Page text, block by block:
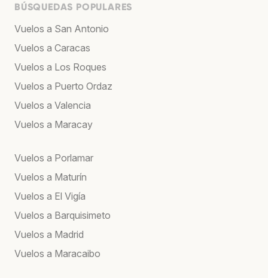
BÚSQUEDAS POPULARES
Vuelos a San Antonio
Vuelos a Caracas
Vuelos a Los Roques
Vuelos a Puerto Ordaz
Vuelos a Valencia
Vuelos a Maracay
Vuelos a Porlamar
Vuelos a Maturín
Vuelos a El Vigía
Vuelos a Barquisimeto
Vuelos a Madrid
Vuelos a Maracaibo